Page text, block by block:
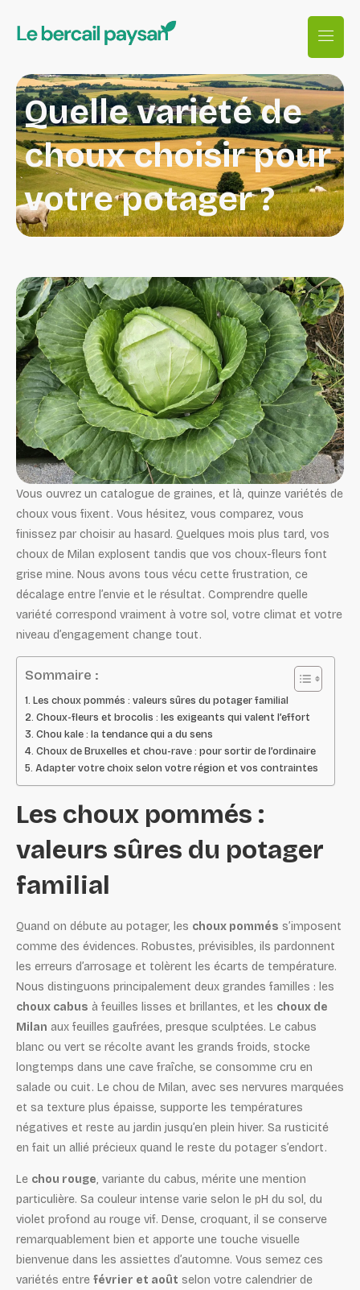
Quelle variété de
choux choisir pour
votre potager ?
Vous ouvrez un catalogue de graines, et là, quinze variétés de
choux vous fixent. Vous hésitez, vous comparez, vous
finissez par choisir au hasard. Quelques mois plus tard, vos
choux de Milan explosent tandis que vos choux-fleurs font
grise mine. Nous avons tous vécu cette frustration, ce
décalage entre l’envie et le résultat. Comprendre quelle
variété correspond vraiment à votre sol, votre climat et votre
niveau d’engagement change tout.
Sommaire :
Les choux pommés : valeurs sûres du potager familial
Choux-fleurs et brocolis : les exigeants qui valent l’effort
Chou kale : la tendance qui a du sens
Choux de Bruxelles et chou-rave : pour sortir de l’ordinaire
Adapter votre choix selon votre région et vos contraintes
Les choux pommés :
valeurs sûres du potager
familial
Quand on débute au potager, les choux pommés s’imposent
comme des évidences. Robustes, prévisibles, ils pardonnent
les erreurs d’arrosage et tolèrent les écarts de température.
Nous distinguons principalement deux grandes familles : les
choux cabus à feuilles lisses et brillantes, et les choux de
Milan aux feuilles gaufrées, presque sculptées. Le cabus
blanc ou vert se récolte avant les grands froids, stocke
longtemps dans une cave fraîche, se consomme cru en
salade ou cuit. Le chou de Milan, avec ses nervures marquées
et sa texture plus épaisse, supporte les températures
négatives et reste au jardin jusqu’en plein hiver. Sa rusticité
en fait un allié précieux quand le reste du potager s’endort.
Le chou rouge, variante du cabus, mérite une mention
particulière. Sa couleur intense varie selon le pH du sol, du
violet profond au rouge vif. Dense, croquant, il se conserve
remarquablement bien et apporte une touche visuelle
bienvenue dans les assiettes d’automne. Vous semez ces
variétés entre février et août selon votre calendrier de